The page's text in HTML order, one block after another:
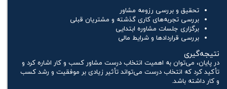
تحقیق و بررسی رزومه مشاور
بررسی تجربه‌های کاری گذشته و مشتریان قبلی
برگزاری جلسات مشاوره ابتدایی
بررسی قراردادها و شرایط مالی
نتیجه‌گیری
در پایان، می‌توان به اهمیت انتخاب درست مشاور کسب و کار اشاره کرد و
تأکید کرد که انتخاب درست می‌تواند تأثیر زیادی بر موفقیت و رشد کسب
و کار داشته باشد.